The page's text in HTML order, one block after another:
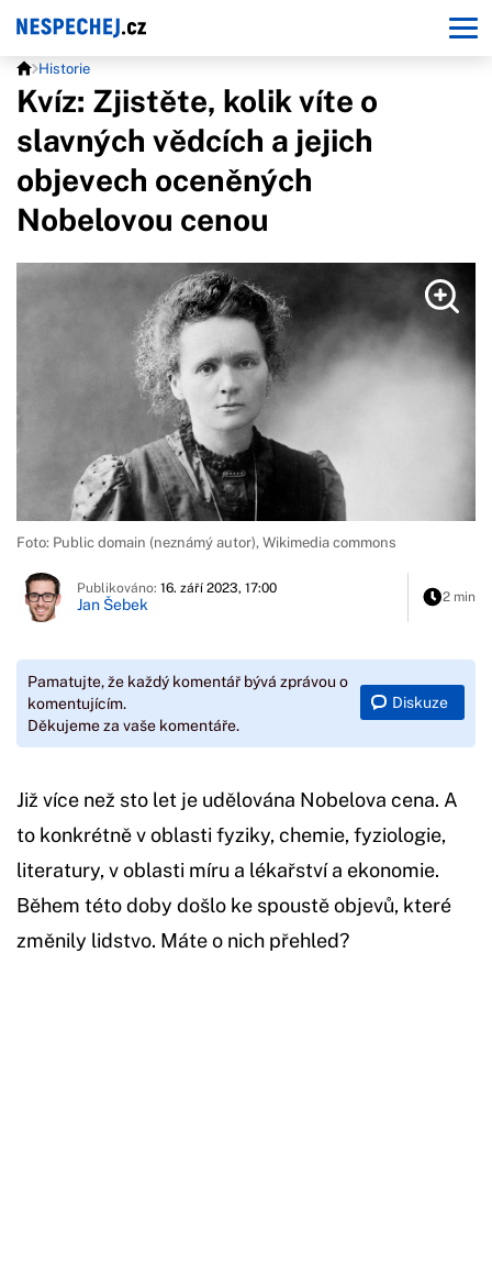
Historie
Kvíz: Zjistěte, kolik víte o
slavných vědcích a jejich
objevech oceněných
Nobelovou cenou
Foto: Public domain (neznámý autor), Wikimedia commons
Publikováno: 16. září 2023, 17:00
Jan Šebek 2 min
Pamatujte, že každý komentář bývá zprávou o
komentujícím.
Děkujeme za vaše komentáře.
Diskuze
Již více než sto let je udělována Nobelova cena. A
to konkrétně v oblasti fyziky, chemie, fyziologie,
literatury, v oblasti míru a lékařství a ekonomie.
Během této doby došlo ke spoustě objevů, které
změnily lidstvo. Máte o nich přehled?